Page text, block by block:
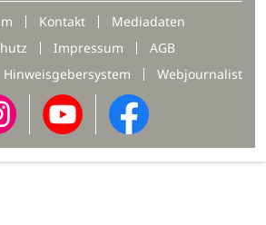
Kontakt
Mediadaten
Impressum
AGB
Hinweisgebersystem Webjournalist